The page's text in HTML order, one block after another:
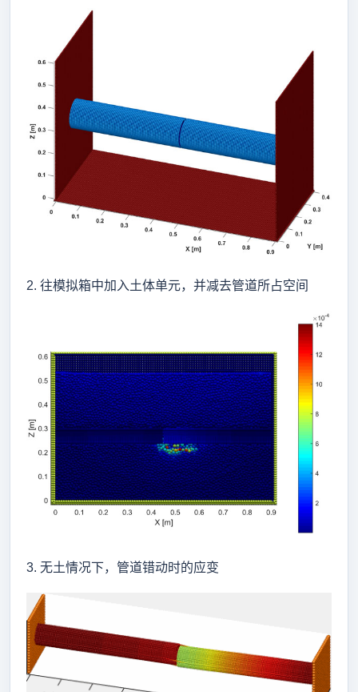
2. 往模拟箱中加入土体单元，并减去管道所占空间
3. 无土情况下，管道错动时的应变